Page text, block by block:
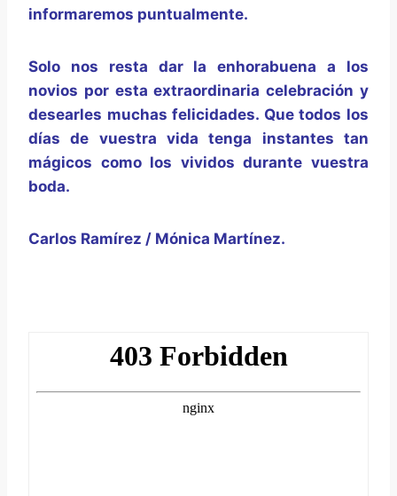
informaremos puntualmente.
Solo nos resta dar la enhorabuena a los
novios por esta extraordinaria celebración y
desearles muchas felicidades. Que todos los
días de vuestra vida tenga instantes tan
mágicos como los vividos durante vuestra
boda.
Carlos Ramírez / Mónica Martínez.